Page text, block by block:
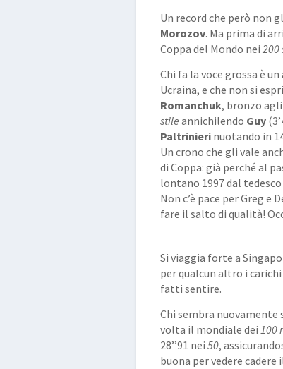
Un record che però non
Morozov. Ma prima di
Coppa del Mondo nei200
Chi fa la voce grossa è
Ucraina, e che non si
Romanchuk, bronzo
stile annichilendo Guy
Paltrinieri nuotando in
Un crono che gli vale
di Coppa: già perché al
lontano 1997 dal
Non c’è pace per Greg e
fare il salto di qualità!
Si viaggia forte a
per qualcun altro i
fatti sentire.
Chi sembra nuovamente
volta il mondiale dei100
28’’91 nei50,
buona per vedere cadere